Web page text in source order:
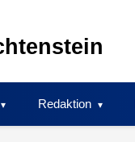
Redaktion